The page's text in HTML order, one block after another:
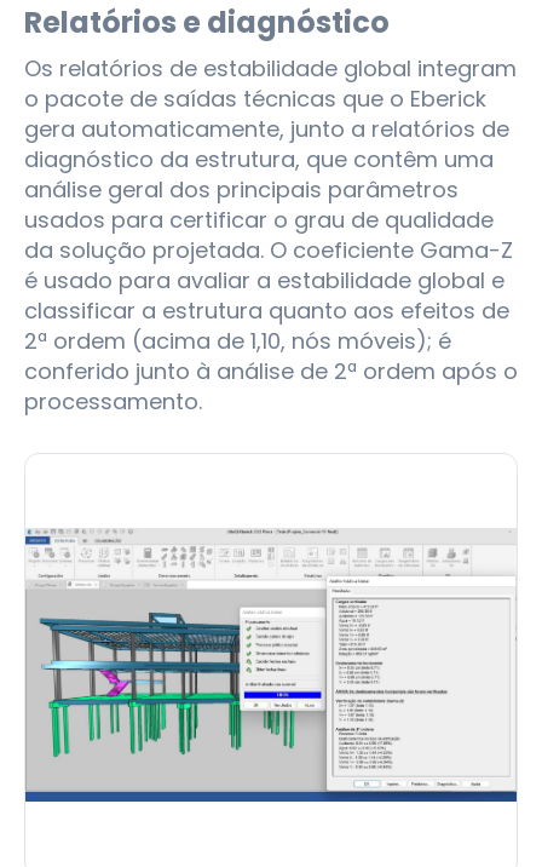
Relatórios e diagnóstico
Os relatórios de estabilidade global integram
o pacote de saídas técnicas que o Eberick
gera automaticamente, junto a relatórios de
diagnóstico da estrutura, que contêm uma
análise geral dos principais parâmetros
usados para certificar o grau de qualidade
da solução projetada. O coeficiente Gama-Z
é usado para avaliar a estabilidade global e
classificar a estrutura quanto aos efeitos de
2ª ordem (acima de 1,10, nós móveis); é
conferido junto à análise de 2ª ordem após o
processamento.